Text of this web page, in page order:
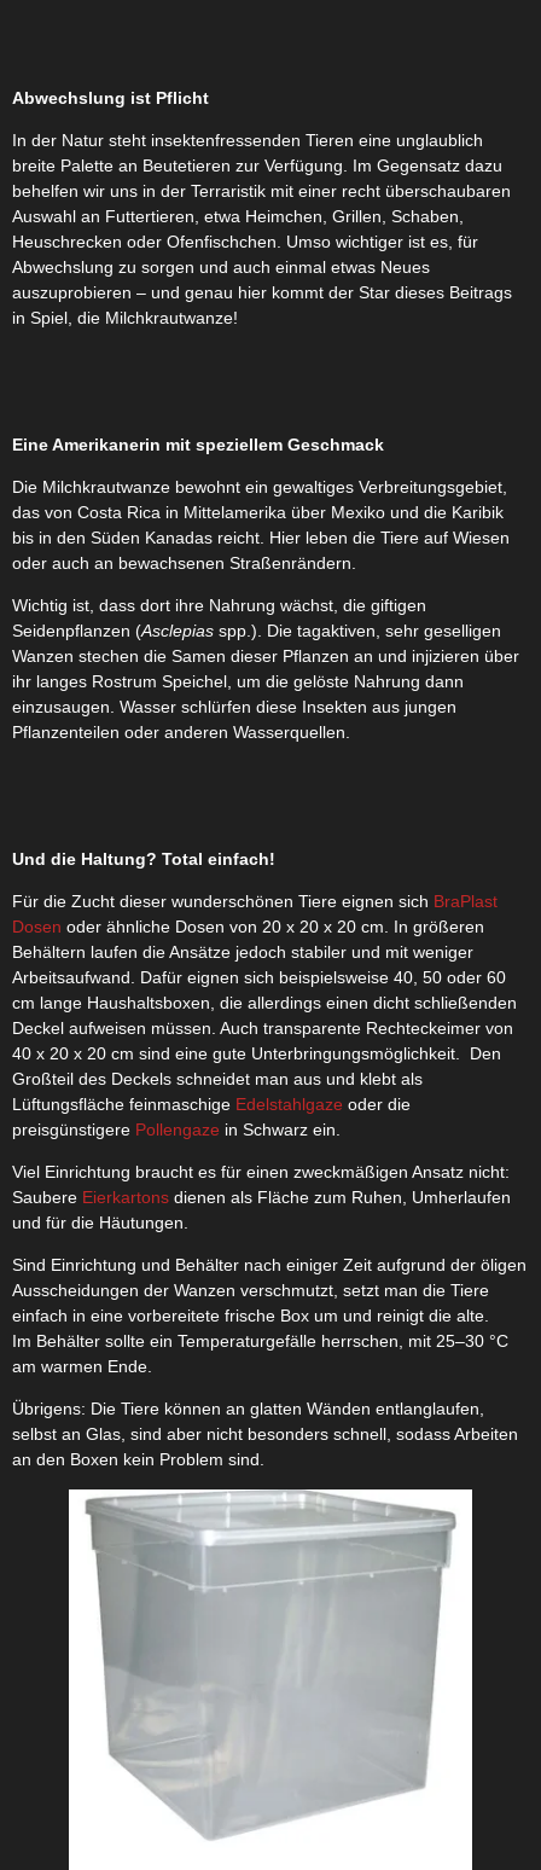
Abwechslung ist Pflicht
In der Natur steht insektenfressenden Tieren eine unglaublich
breite Palette an Beutetieren zur Verfügung. Im Gegensatz dazu
behelfen wir uns in der Terraristik mit einer recht überschaubaren
Auswahl an Futtertieren, etwa Heimchen, Grillen, Schaben,
Heuschrecken oder Ofenfischchen. Umso wichtiger ist es, für
Abwechslung zu sorgen und auch einmal etwas Neues
auszuprobieren – und genau hier kommt der Star dieses Beitrags
in Spiel, die Milchkrautwanze!
Eine Amerikanerin mit speziellem Geschmack
Die Milchkrautwanze bewohnt ein gewaltiges Verbreitungsgebiet,
das von Costa Rica in Mittelamerika über Mexiko und die Karibik
bis in den Süden Kanadas reicht. Hier leben die Tiere auf Wiesen
oder auch an bewachsenen Straßenrändern.
Wichtig ist, dass dort ihre Nahrung wächst, die giftigen
Seidenpflanzen (Asclepias spp.). Die tagaktiven, sehr geselligen
Wanzen stechen die Samen dieser Pflanzen an und injizieren über
ihr langes Rostrum Speichel, um die gelöste Nahrung dann
einzusaugen. Wasser schlürfen diese Insekten aus jungen
Pflanzenteilen oder anderen Wasserquellen.
Und die Haltung? Total einfach!
Für die Zucht dieser wunderschönen Tiere eignen sich BraPlast
Dosen oder ähnliche Dosen von 20 x 20 x 20 cm. In größeren
Behältern laufen die Ansätze jedoch stabiler und mit weniger
Arbeitsaufwand. Dafür eignen sich beispielsweise 40, 50 oder 60
cm lange Haushaltsboxen, die allerdings einen dicht schließenden
Deckel aufweisen müssen. Auch transparente Rechteckeimer von
40 x 20 x 20 cm sind eine gute Unterbringungsmöglichkeit. Den
Großteil des Deckels schneidet man aus und klebt als
Lüftungsfläche feinmaschige Edelstahlgaze oder die
preisgünstigere Pollengaze in Schwarz ein.
Viel Einrichtung braucht es für einen zweckmäßigen Ansatz nicht:
Saubere Eierkartons dienen als Fläche zum Ruhen, Umherlaufen
und für die Häutungen.
Sind Einrichtung und Behälter nach einiger Zeit aufgrund der öligen
Ausscheidungen der Wanzen verschmutzt, setzt man die Tiere
einfach in eine vorbereitete frische Box um und reinigt die alte.
Im Behälter sollte ein Temperaturgefälle herrschen, mit 25–30 °C
am warmen Ende.
Übrigens: Die Tiere können an glatten Wänden entlanglaufen,
selbst an Glas, sind aber nicht besonders schnell, sodass Arbeiten
an den Boxen kein Problem sind.